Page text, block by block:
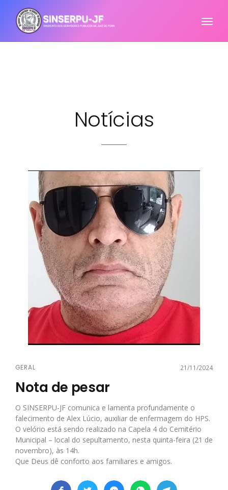
Notícias
GERAL 21/11/2024
Nota de pesar
O SINSERPU-JF comunica e lamenta profundamente o
falecimento de Alex Lúcio, auxiliar de enfermagem do HPS.
O velório está sendo realizado na Capela 4 do Cemitério
Municipal – local do sepultamento, nesta quinta-feira (21 de
novembro), às 14h.
Que Deus dê conforto aos familiares e amigos.